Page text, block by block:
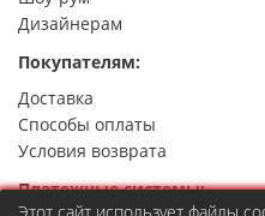
Дизайнерам
Покупателям:
Доставка
Способы оплаты
Условия возврата
Платежные системы: